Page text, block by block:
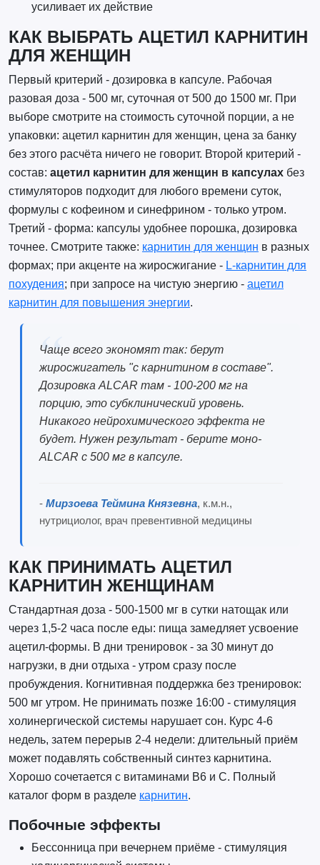
усиливает их действие
КАК ВЫБРАТЬ АЦЕТИЛ КАРНИТИН
ДЛЯ ЖЕНЩИН
Первый критерий - дозировка в капсуле. Рабочая
разовая доза - 500 мг, суточная от 500 до 1500 мг. При
выборе смотрите на стоимость суточной порции, а не
упаковки: ацетил карнитин для женщин, цена за банку
без этого расчёта ничего не говорит. Второй критерий -
состав: ацетил карнитин для женщин в капсулахбез
стимуляторов подходит для любого времени суток,
формулы с кофеином и синефрином - только утром.
Третий - форма: капсулы удобнее порошка, дозировка
точнее. Смотрите также: карнитин для женщин в разных
формах; при акценте на жиросжигание - L-карнитин для
похудения; при запросе на чистую энергию - ацетил
карнитин для повышения энергии.
Чаще всего экономят так: берут
жиросжигатель "с карнитином в составе".
Дозировка ALCAR там - 100-200 мг на
порцию, это субклинический уровень.
Никакого нейрохимического эффекта не
будет. Нужен результат - берите моно-
ALCAR с 500 мг в капсуле.
- Мирзоева Теймина Князевна, к.м.н.,
нутрициолог, врач превентивной медицины
КАК ПРИНИМАТЬ АЦЕТИЛ
КАРНИТИН ЖЕНЩИНАМ
Стандартная доза - 500-1500 мг в сутки натощак или
через 1,5-2 часа после еды: пища замедляет усвоение
ацетил-формы. В дни тренировок - за 30 минут до
нагрузки, в дни отдыха - утром сразу после
пробуждения. Когнитивная поддержка без тренировок:
500 мг утром. Не принимать позже 16:00 - стимуляция
холинергической системы нарушает сон. Курс 4-6
недель, затем перерыв 2-4 недели: длительный приём
может подавлять собственный синтез карнитина.
Хорошо сочетается с витаминами B6 и C. Полный
каталог форм в разделе карнитин.
Побочные эффекты
Бессонница при вечернем приёме - стимуляция